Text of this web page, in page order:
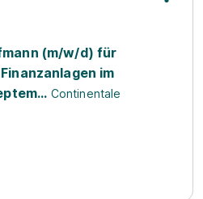
(m/w/d) für
im
Continentale